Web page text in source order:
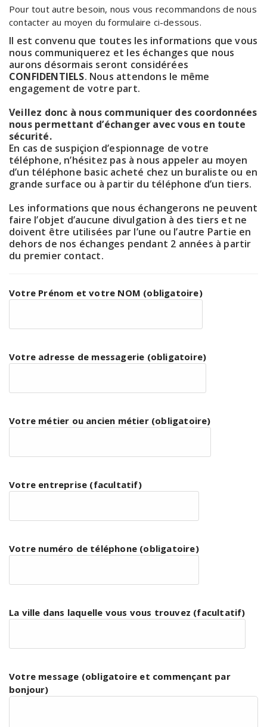
Pour tout autre besoin, nous vous recommandons de nous
contacter au moyen du formulaire ci-dessous.
Il est convenu que toutes les informations que vous
nous communiquerez et les échanges que nous
aurons désormais seront considérées
CONFIDENTIELS. Nous attendons le même
engagement de votre part.
Veillez donc à nous communiquer des coordonnées
nous permettant d’échanger avec vous en toute
sécurité.
En cas de suspiçion d’espionnage de votre
téléphone, n’hésitez pas à nous appeler au moyen
d’un téléphone basic acheté chez un buraliste ou en
grande surface ou à partir du téléphone d’un tiers.
Les informations que nous échangerons ne peuvent
faire l’objet d’aucune divulgation à des tiers et ne
doivent être utilisées par l’une ou l’autre Partie en
dehors de nos échanges pendant 2 années à partir
du premier contact.
Votre Prénom et votre NOM (obligatoire)
Votre adresse de messagerie (obligatoire)
Votre métier ou ancien métier (obligatoire)
Votre entreprise (facultatif)
Votre numéro de téléphone (obligatoire)
La ville dans laquelle vous vous trouvez (facultatif)
Votre message (obligatoire et commençant par
bonjour)